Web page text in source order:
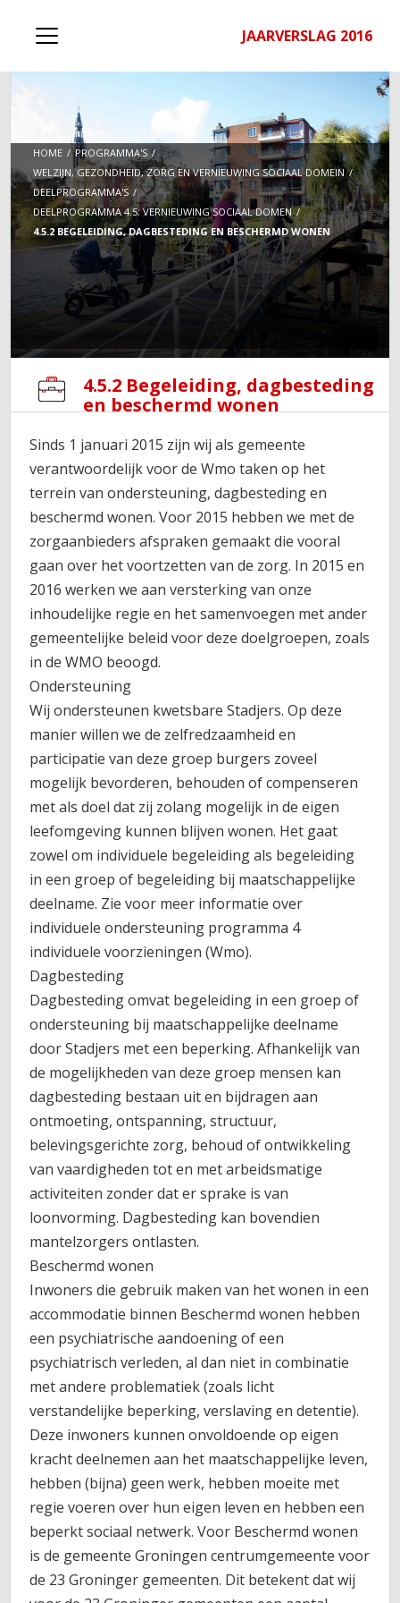
JAARVERSLAG 2016
HOME
PROGRAMMA'S
WELZIJN, GEZONDHEID, ZORG EN VERNIEUWING SOCIAAL DOMEIN
DEELPROGRAMMA'S
DEELPROGRAMMA 4.5: VERNIEUWING SOCIAAL DOMEN
4.5.2 BEGELEIDING, DAGBESTEDING EN BESCHERMD WONEN
4.5.2 Begeleiding, dagbesteding
en beschermd wonen
Sinds 1 januari 2015 zijn wij als gemeente
verantwoordelijk voor de Wmo taken op het
terrein van ondersteuning, dagbesteding en
beschermd wonen. Voor 2015 hebben we met de
zorgaanbieders afspraken gemaakt die vooral
gaan over het voortzetten van de zorg. In 2015 en
2016 werken we aan versterking van onze
inhoudelijke regie en het samenvoegen met ander
gemeentelijke beleid voor deze doelgroepen, zoals
in de WMO beoogd.
Ondersteuning
Wij ondersteunen kwetsbare Stadjers. Op deze
manier willen we de zelfredzaamheid en
participatie van deze groep burgers zoveel
mogelijk bevorderen, behouden of compenseren
met als doel dat zij zolang mogelijk in de eigen
leefomgeving kunnen blijven wonen. Het gaat
zowel om individuele begeleiding als begeleiding
in een groep of begeleiding bij maatschappelijke
deelname. Zie voor meer informatie over
individuele ondersteuning programma 4
individuele voorzieningen (Wmo).
Dagbesteding
Dagbesteding omvat begeleiding in een groep of
ondersteuning bij maatschappelijke deelname
door Stadjers met een beperking. Afhankelijk van
de mogelijkheden van deze groep mensen kan
dagbesteding bestaan uit en bijdragen aan
ontmoeting, ontspanning, structuur,
belevingsgerichte zorg, behoud of ontwikkeling
van vaardigheden tot en met arbeidsmatige
activiteiten zonder dat er sprake is van
loonvorming. Dagbesteding kan bovendien
mantelzorgers ontlasten.
Beschermd wonen
Inwoners die gebruik maken van het wonen in een
accommodatie binnen Beschermd wonen hebben
een psychiatrische aandoening of een
psychiatrisch verleden, al dan niet in combinatie
met andere problematiek (zoals licht
verstandelijke beperking, verslaving en detentie).
Deze inwoners kunnen onvoldoende op eigen
kracht deelnemen aan het maatschappelijke leven,
hebben (bijna) geen werk, hebben moeite met
regie voeren over hun eigen leven en hebben een
beperkt sociaal netwerk. Voor Beschermd wonen
is de gemeente Groningen centrumgemeente voor
de 23 Groninger gemeenten. Dit betekent dat wij